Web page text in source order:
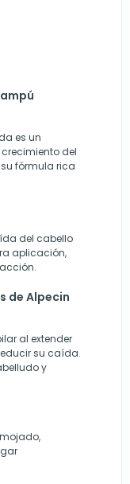
es un
del
fórmula rica
del cabello
aplicación,
de Alpecin
al extender
su caída.
y